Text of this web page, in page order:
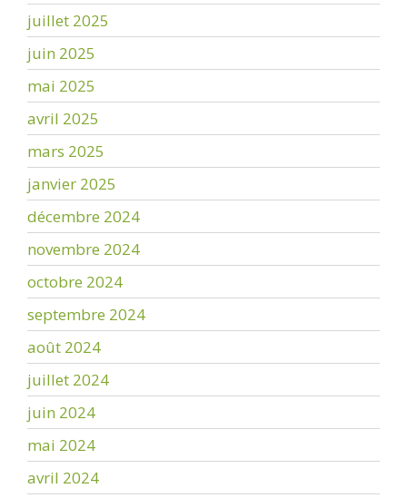
juillet 2025
juin 2025
mai 2025
avril 2025
mars 2025
janvier 2025
décembre 2024
novembre 2024
octobre 2024
septembre 2024
août 2024
juillet 2024
juin 2024
mai 2024
avril 2024